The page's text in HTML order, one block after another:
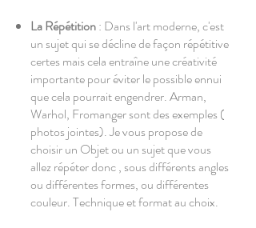
La Répétition: Dans l'art moderne, c'est
un sujet qui se décline de façon répétitive
certes mais cela entraîne une créativité
importante pour éviter le possible ennui
que cela pourrait engendrer. Arman,
Warhol, Fromanger sont des exemples (
photos jointes). Je vous propose de
choisir un Objet ou un sujet que vous
allez répéter donc , sous différents angles
ou différentes formes, ou différentes
couleur. Technique et format au choix.